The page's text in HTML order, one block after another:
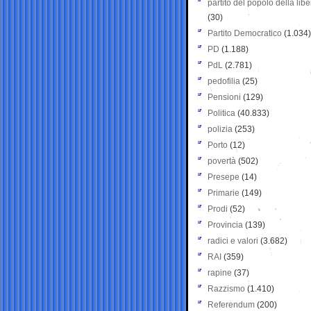
partito del popolo della
(30)
Partito Democratico (1.034)
PD (1.188)
PdL (2.781)
pedofilia (25)
Pensioni (129)
Politica (40.833)
polizia (253)
Porto (12)
povertà (502)
Presepe (14)
Primarie (149)
Prodi (52)
Provincia (139)
radici e valori (3.682)
RAI (359)
rapine (37)
Razzismo (1.410)
Referendum (200)